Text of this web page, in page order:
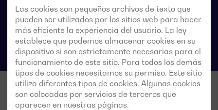
Las cookies son pequeños archivos de texto que
pueden ser utilizados por los sitios web para hacer
más eficiente la experiencia del usuario. La ley
establece que podemos almacenar cookies en su
dispositivo si son estrictamente necesarias para el
funcionamiento de este sitio. Para todos los demás
tipos de cookies necesitamos su permiso. Este sitio
utiliza diferentes tipos de cookies. Algunas cookies
son colocadas por servicios de terceros que
aparecen en nuestras páginas.
Fichas técnicas de las conmutaciones